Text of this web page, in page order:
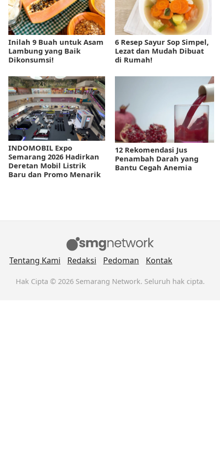
Inilah 9 Buah untuk Asam
Lambung yang Baik
Dikonsumsi!
6 Resep Sayur Sop Simpel,
Lezat dan Mudah Dibuat
di Rumah!
INDOMOBIL Expo
Semarang 2026 Hadirkan
Deretan Mobil Listrik
Baru dan Promo Menarik
12 Rekomendasi Jus
Penambah Darah yang
Bantu Cegah Anemia
Tentang Kami Redaksi Pedoman Kontak
Hak Cipta © 2026 Semarang Network. Seluruh hak cipta.